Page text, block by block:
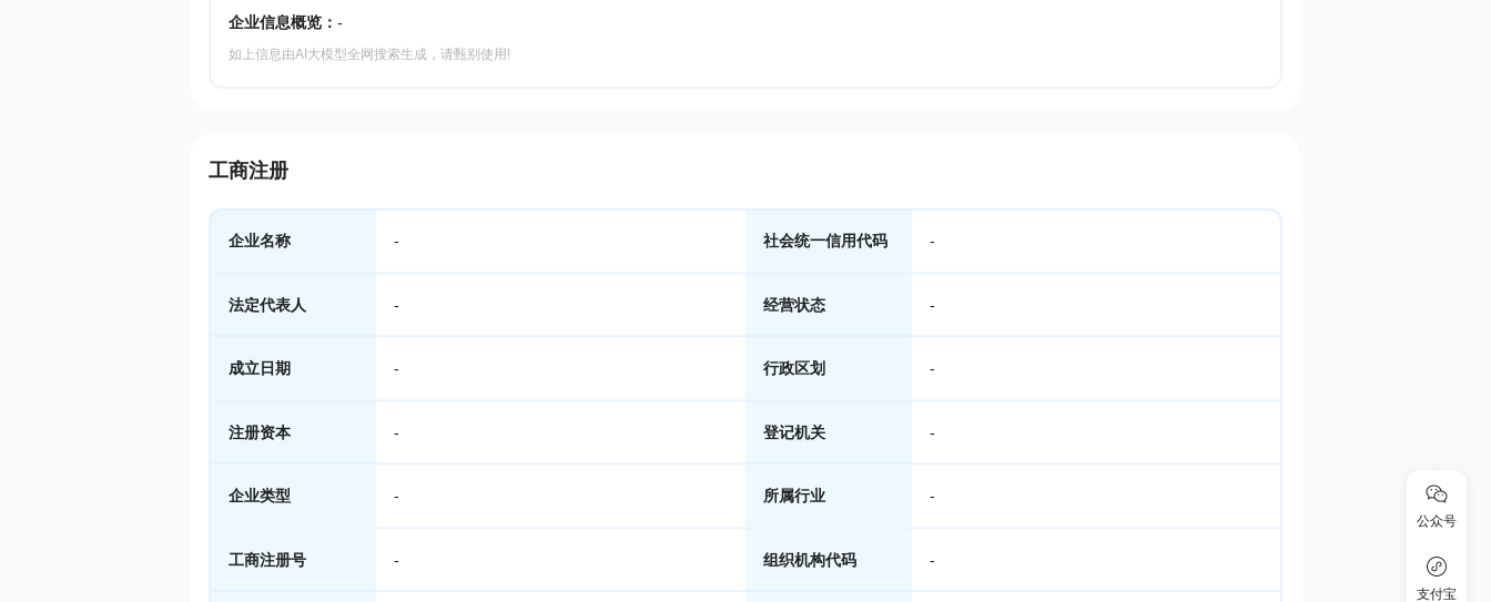
企业信息概览： -
如上信息由AI大模型全网搜索生成，请甄别使用!
工商注册
企业名称 - 社会统一信用代码 -
法定代表人 - 经营状态 -
成立日期 - 行政区划 -
注册资本 - 登记机关 -
企业类型 - 所属行业 -
工商注册号 - 组织机构代码 -
公众号
支付宝